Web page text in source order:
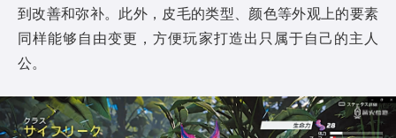
到改善和弥补。此外，皮毛的类型、颜色等外观上的要素
同样能够自由变更，方便玩家打造出只属于自己的主人
公。